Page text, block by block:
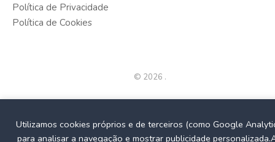
Política de Privacidade
Política de Cookies
© 2026 .
Utilizamos cookies próprios e de terceiros (como Google
para analisar a navegação e mostrar publicidade